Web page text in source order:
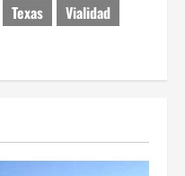
Texas
Vialidad